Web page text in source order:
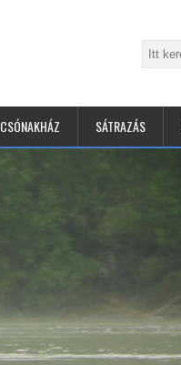
CSÓNAKHÁZ SÁTRAZÁS